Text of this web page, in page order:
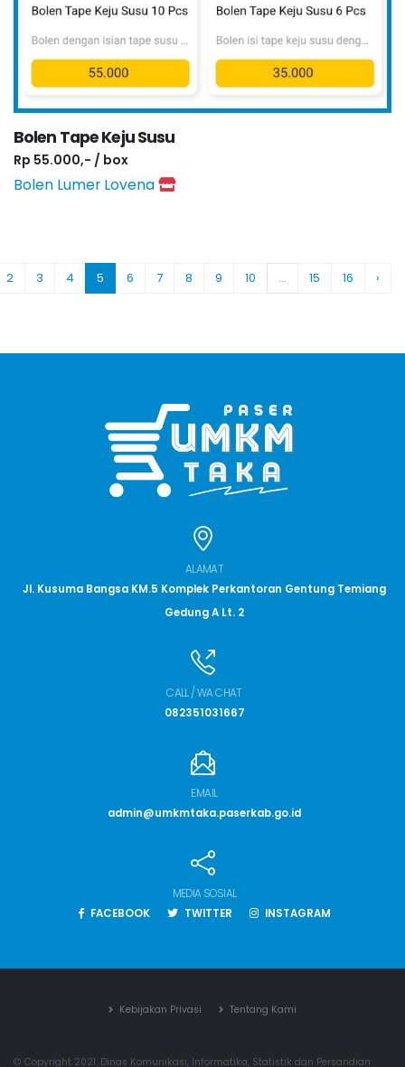
Bolen Tape Keju Susu
Rp 55.000,- / box
Bolen Lumer Lovena
2 3 4 5 6 7 8 9 10 ... 15 16 ›
ALAMAT
Jl. Kusuma Bangsa KM.5 Komplek Perkantoran Gentung Temiang
Gedung A Lt. 2
CALL / WA CHAT
082351031667
EMAIL
admin@umkmtaka.paserkab.go.id
MEDIA SOSIAL
FACEBOOK
TWITTER INSTAGRAM
Kebijakan Privasi Tentang Kami
© Copyright 2021. Dinas Komunikasi, Informatika, Statistik dan Persandian